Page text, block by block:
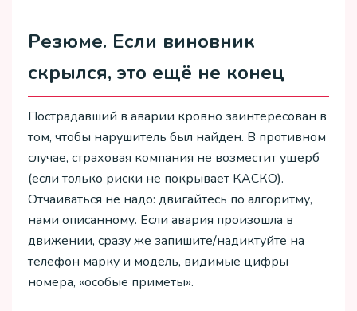
Резюме. Если виновник
скрылся, это ещё не конец
Пострадавший в аварии кровно заинтересован в
том, чтобы нарушитель был найден. В противном
случае, страховая компания не возместит ущерб
(если только риски не покрывает КАСКО).
Отчаиваться не надо: двигайтесь по алгоритму,
нами описанному. Если авария произошла в
движении, сразу же запишите/надиктуйте на
телефон марку и модель, видимые цифры
номера, «особые приметы».